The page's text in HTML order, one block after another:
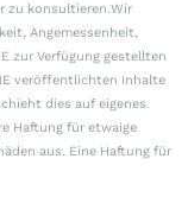
zu konsultieren.Wir
Angemessenheit,
zur Verfügung gestellten
veröffentlichten Inhalte
dies auf eigenes
Haftung für etwaige
aus. Eine Haftung für